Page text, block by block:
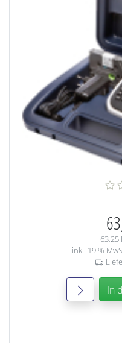
63,25
inkl. 19 %
In